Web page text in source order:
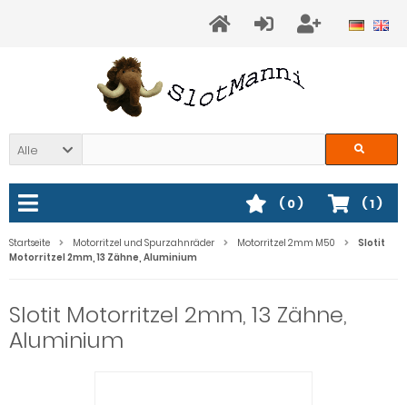
Alle
(1)
( 0)
Startseite Motorritzel und Spurzahnräder Motorritzel 2mm M50
Slotit
Motorritzel 2mm, 13 Zähne, Aluminium
Slotit Motorritzel 2mm, 13 Zähne,
Aluminium